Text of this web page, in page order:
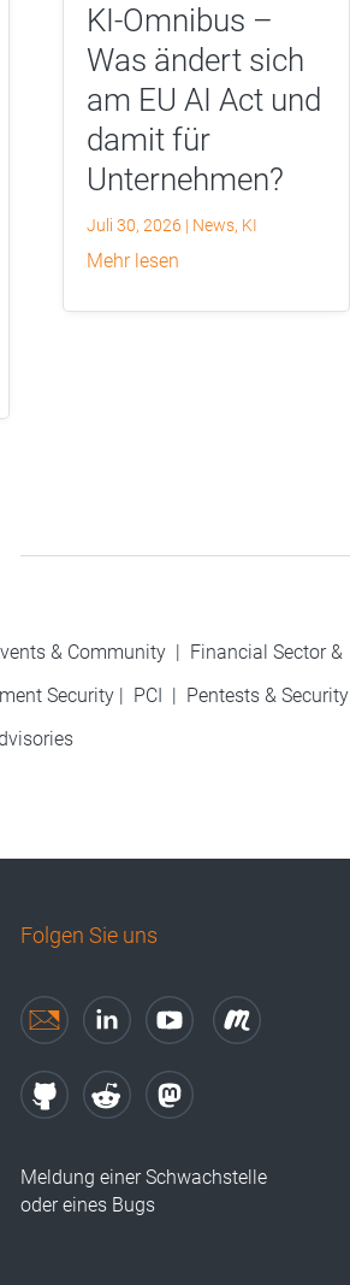
KI-Omnibus –
Was ändert sich
am EU AI Act und
damit für
Unternehmen?
Juli 30, 2026 | News, KI
mehr lesen
& Community | Financial Sector &
Security| PCI | Pentests & Security
Folgen Sie uns
Meldung einer Schwachstelle
oder eines Bugs